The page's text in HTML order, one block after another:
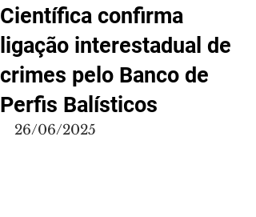
Científica confirma
ligação interestadual de
crimes pelo Banco de
Perfis Balísticos
26/06/2025